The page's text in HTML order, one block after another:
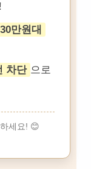
만원대
차단 으로
세요! 😊